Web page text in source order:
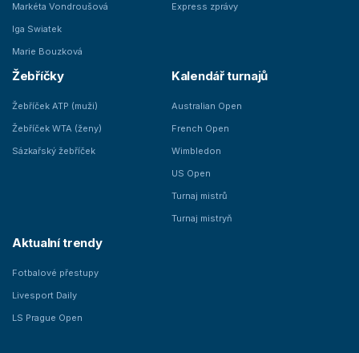
Markéta Vondroušová
Iga Swiatek
Marie Bouzková
Express zprávy
Žebříčky
Žebříček ATP (muži)
Žebříček WTA (ženy)
Sázkařský žebříček
Kalendář turnajů
Australian Open
French Open
Wimbledon
US Open
Turnaj mistrů
Turnaj mistryň
Aktualní trendy
Fotbalové přestupy
Livesport Daily
LS Prague Open